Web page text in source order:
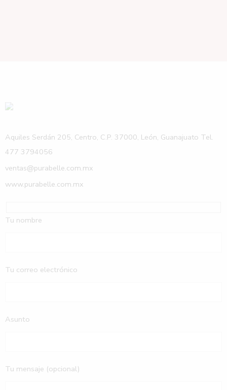
Aquiles Serdán 205, Centro, C.P. 37000, León, Guanajuato Tel.
477 3794056
ventas@purabelle.com.mx
www.purabelle.com.mx
Tu nombre
Tu correo electrónico
Asunto
Tu mensaje (opcional)